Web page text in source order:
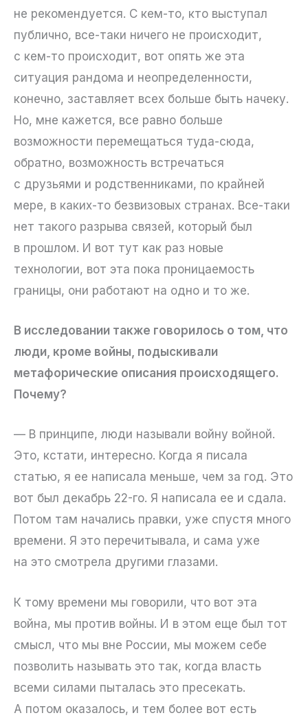
не рекомендуется. С кем-то, кто выступал
публично, все-таки ничего не происходит,
с кем-то происходит, вот опять же эта
ситуация рандома и неопределенности,
конечно, заставляет всех больше быть начеку.
Но, мне кажется, все равно больше
возможности перемещаться туда-сюда,
обратно, возможность встречаться
с друзьями и родственниками, по крайней
мере, в каких-то безвизовых странах. Все-таки
нет такого разрыва связей, который был
в прошлом. И вот тут как раз новые
технологии, вот эта пока проницаемость
границы, они работают на одно и то же.
В исследовании также говорилось о том, что
люди, кроме войны, подыскивали
метафорические описания происходящего.
Почему?
— В принципе, люди называли войну войной.
Это, кстати, интересно. Когда я писала
статью, я ее написала меньше, чем за год. Это
вот был декабрь 22-го. Я написала ее и сдала.
Потом там начались правки, уже спустя много
времени. Я это перечитывала, и сама уже
на это смотрела другими глазами.
К тому времени мы говорили, что вот эта
война, мы против войны. И в этом еще был тот
смысл, что мы вне России, мы можем себе
позволить называть это так, когда власть
всеми силами пыталась это пресекать.
А потом оказалось, и тем более вот есть